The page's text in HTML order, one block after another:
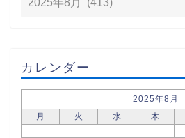
カレンダー
2025年8月
月
火 水 木